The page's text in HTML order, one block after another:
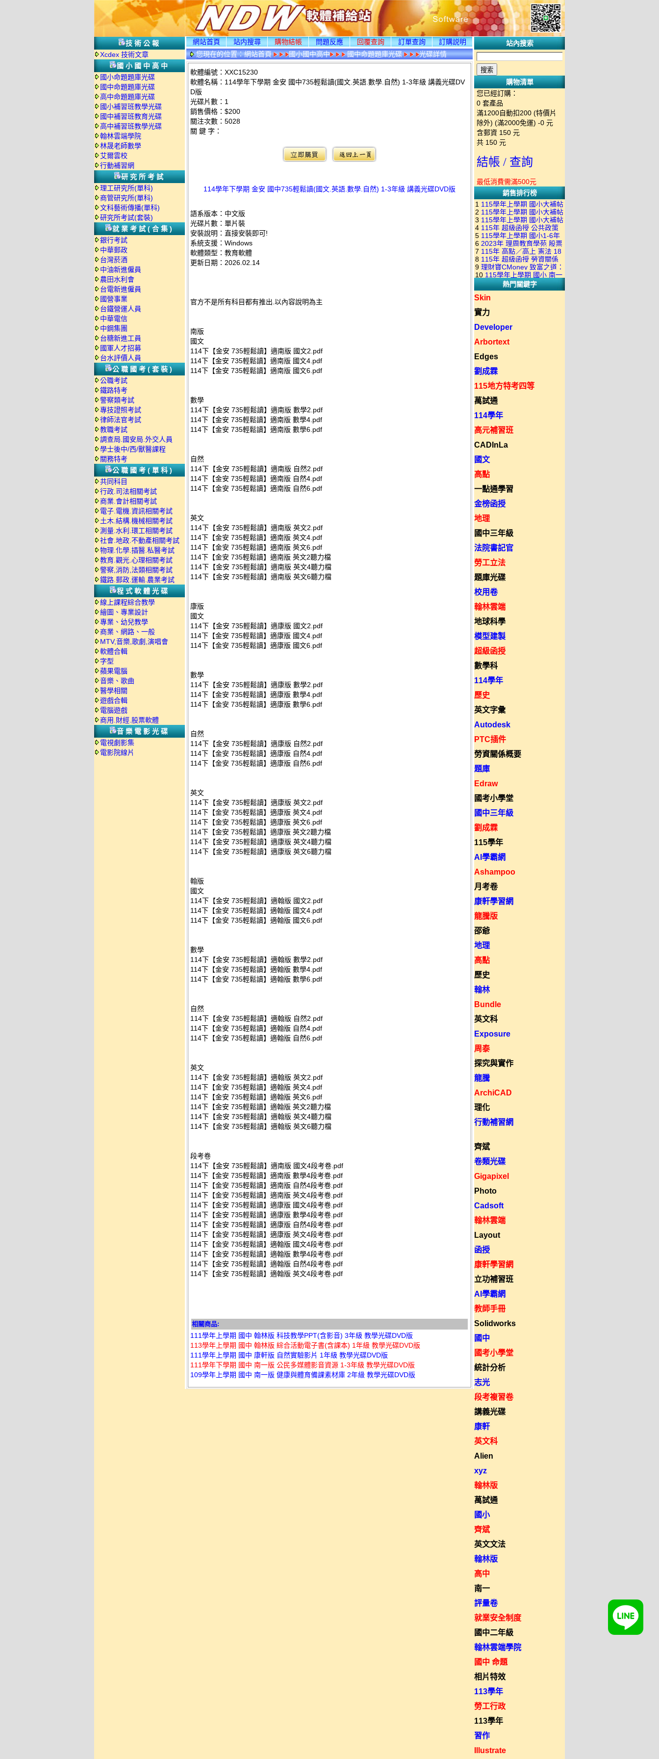
技術公報
Xcdex 技術文章
國小國中高中
國小命題題庫光碟
國中命題題庫光碟
高中命題題庫光碟
國小補習班教學光碟
國中補習班教育光碟
高中補習班教學光碟
翰林雲端學院
林晟老師數學
艾爾雲校
行動補習網
研究所考試
理工研究所(單科)
商管研究所(單科)
文科藝術傳播(單科)
研究所考試(套裝)
就業考試(合集)
銀行考試
中華郵政
台灣菸酒
中油新進僱員
農田水利會
台電新進僱員
國營事業
台鐵營運人員
中華電信
中鋼集團
台糖新進工員
國軍人才招募
台水評價人員
公職國考(套裝)
公職考試
鐵路特考
警察類考試
專技證照考試
律師法官考試
教職考試
調查局.國安局.外交人員
學士後中/西/獸醫課程
關務特考
公職國考(單科)
共同科目
行政.司法相關考試
商業.會計相關考試
電子.電機.資訊相關考試
土木.結構.機械相關考試
測量.水利.環工相關考試
社會.地政.不動產相關考試
物理.化學.插醫.私醫考試
教育.觀光.心理相關考試
警察,消防,法類相關考試
鐵路.郵政.運輸.農業考試
程式軟體光碟
線上課程綜合教學
繪圖、專業設計
專業、幼兒教學
商業、網路、一般
MTV,音樂,歌劇,演唱會
軟體合輯
字型
蘋果電腦
音樂、歌曲
醫學相關
遊戲合輯
電腦遊戲
商用.財經.股票軟體
音樂電影光碟
電視劇影集
電影院線片
網站首頁 站内搜尋 購物結帳 問題反應 回覆查詢 訂單查詢
訂購説明
您現在的位置：網站首頁 國小國中高中 國中命題題庫光碟 光碟詳情
軟體編號：XXC15230
軟體名稱：114學年下學期 金安 國中735輕鬆讀(國文.英語.數學.自然) 1-3年級 講義光碟DV
D版
光碟片數：1
銷售價格：$200
關注次數： 5028
關 鍵 字：
114學年下學期 金安 國中735輕鬆讀(國文.英語.數學.自然) 1-3年級 講義光碟DVD版
語系版本：中文版
光碟片數：單片裝
安裝說明：直接安裝即可!
系統支援：Windows
軟體類型：教育軟體
更新日期：2026.02.14
官方不是所有科目都有推出.以內容說明為主
南版
國文
114下【金安 735輕鬆讀】適南版 國文2.pdf
114下【金安 735輕鬆讀】適南版 國文4.pdf
114下【金安 735輕鬆讀】適南版 國文6.pdf
數學
114下【金安 735輕鬆讀】適南版 數學2.pdf
114下【金安 735輕鬆讀】適南版 數學4.pdf
114下【金安 735輕鬆讀】適南版 數學6.pdf
自然
114下【金安 735輕鬆讀】適南版 自然2.pdf
114下【金安 735輕鬆讀】適南版 自然4.pdf
114下【金安 735輕鬆讀】適南版 自然6.pdf
英文
114下【金安 735輕鬆讀】適南版 英文2.pdf
114下【金安 735輕鬆讀】適南版 英文4.pdf
114下【金安 735輕鬆讀】適南版 英文6.pdf
114下【金安 735輕鬆讀】適南版 英文2聽力檔
114下【金安 735輕鬆讀】適南版 英文4聽力檔
114下【金安 735輕鬆讀】適南版 英文6聽力檔
康版
國文
114下【金安 735輕鬆讀】適康版 國文2.pdf
114下【金安 735輕鬆讀】適康版 國文4.pdf
114下【金安 735輕鬆讀】適康版 國文6.pdf
數學
114下【金安 735輕鬆讀】適康版 數學2.pdf
114下【金安 735輕鬆讀】適康版 數學4.pdf
114下【金安 735輕鬆讀】適康版 數學6.pdf
自然
114下【金安 735輕鬆讀】適康版 自然2.pdf
114下【金安 735輕鬆讀】適康版 自然4.pdf
114下【金安 735輕鬆讀】適康版 自然6.pdf
英文
114下【金安 735輕鬆讀】適康版 英文2.pdf
114下【金安 735輕鬆讀】適康版 英文4.pdf
114下【金安 735輕鬆讀】適康版 英文6.pdf
114下【金安 735輕鬆讀】適康版 英文2聽力檔
114下【金安 735輕鬆讀】適康版 英文4聽力檔
114下【金安 735輕鬆讀】適康版 英文6聽力檔
翰版
國文
114下【金安 735輕鬆讀】適翰版 國文2.pdf
114下【金安 735輕鬆讀】適翰版 國文4.pdf
114下【金安 735輕鬆讀】適翰版 國文6.pdf
數學
114下【金安 735輕鬆讀】適翰版 數學2.pdf
114下【金安 735輕鬆讀】適翰版 數學4.pdf
114下【金安 735輕鬆讀】適翰版 數學6.pdf
自然
114下【金安 735輕鬆讀】適翰版 自然2.pdf
114下【金安 735輕鬆讀】適翰版 自然4.pdf
114下【金安 735輕鬆讀】適翰版 自然6.pdf
英文
114下【金安 735輕鬆讀】適翰版 英文2.pdf
114下【金安 735輕鬆讀】適翰版 英文4.pdf
114下【金安 735輕鬆讀】適翰版 英文6.pdf
114下【金安 735輕鬆讀】適翰版 英文2聽力檔
114下【金安 735輕鬆讀】適翰版 英文4聽力檔
114下【金安 735輕鬆讀】適翰版 英文6聽力檔
段考卷
114下【金安 735輕鬆讀】適南版 國文4段考卷.pdf
114下【金安 735輕鬆讀】適南版 數學4段考卷.pdf
114下【金安 735輕鬆讀】適南版 自然4段考卷.pdf
114下【金安 735輕鬆讀】適南版 英文4段考卷.pdf
114下【金安 735輕鬆讀】適康版 國文4段考卷.pdf
114下【金安 735輕鬆讀】適康版 數學4段考卷.pdf
114下【金安 735輕鬆讀】適康版 自然4段考卷.pdf
114下【金安 735輕鬆讀】適康版 英文4段考卷.pdf
114下【金安 735輕鬆讀】適翰版 國文4段考卷.pdf
114下【金安 735輕鬆讀】適翰版 數學4段考卷.pdf
114下【金安 735輕鬆讀】適翰版 自然4段考卷.pdf
114下【金安 735輕鬆讀】適翰版 英文4段考卷.pdf
相關商品:
111學年上學期 國中 翰林版 科技教學PPT(含影音) 3年級 教學光碟DVD版
113學年上學期 國中 翰林版 綜合活動電子書(含課本) 1年級 教學光碟DVD版
111學年上學期 國中 康軒版 自然實驗影片 1年級 教學光碟DVD版
111學年下學期 國中 南一版 公民多媒體影音資源 1-3年級 教學光碟DVD版
109學年上學期 國中 南一版 健康與體育備課素材庫 2年級 教學光碟DVD版
站內搜索
購物清單
您已經訂購：
0 套產品
滿1200自動扣200 (特價片
除外) (滿2000免運) -0 元
含郵資 150 元
共 150 元
結帳 / 查詢
最低消費需滿500元
銷售排行榜
1 115學年上學期 國小大補帖
南一版 國語+數學+社會+生活
+自然 1-6年級 教學光碟DVD
版(3DVD)
2 115學年上學期 國小大補帖
康軒版 國語+數學+社會+生活
+自然 1-6年級 教學光碟DVD
版(3DVD)
3 115學年上學期 國小大補帖
翰林版 國語+數學+社會+生活
+自然 1-6年級 教學光碟DVD
版(3DVD)
4 115年 超級函授 公共政策
22堂課+總複習 張楚老師 含
PDF講義 函授DVD(9DVD)
5 115學年上學期 國小1-6年
級 習作解答(含康軒.南一.翰林
全版本.全科目)合輯版 DVD版
6 2023年 理周教育學苑 股票
當沖煉金術 主講：朱家泓 國
語發音 DVD版
7 115年 高點／高上 憲法 18
堂課 宗台大老師 含PDF講義
函授DVD(8DVD)【適用於律
師司法考試】
8 115年 超級函授 勞資關係
概要 11堂課+總複習 陸川老
師 含PDF講義 函授
DVD(5DVD)
9 理財寶CMoney 致富之道：
上班族飆股攻略班 主講：朱
家泓+林穎 國語發音 DVD版
10 115學年上學期 國小 南一
版 教師手冊(全年級、全領域)
教學光碟DVD版
熱門關鍵字
Skin
實力
Developer
Arbortext
Edges
劉成霖
115地方特考四等
萬試通
114學年
高元補習班
CADInLa
國文
高點
一點通學習
金榜函授
地理
國中三年級
法院書記官
勞工立法
題庫光碟
校用卷
翰林雲端
地球科學
模型建製
超級函授
數學科
114學年
歷史
英文字彙
Autodesk
PTC插件
勞資關係概要
題庫
Edraw
國考小學堂
國中三年級
劉成霖
115學年
AI學霸網
Ashampoo
月考卷
康軒學習網
龍騰版
邵爺
地理
高點
歷史
翰林
Bundle
英文科
Exposure
周泰
探究與實作
龍騰
ArchiCAD
理化
行動補習網
齊斌
卷類光碟
Gigapixel
Photo
Cadsoft
翰林雲端
Layout
函授
康軒學習網
立功補習班
AI學霸網
教師手冊
Solidworks
國中
國考小學堂
統計分析
志光
段考複習卷
講義光碟
康軒
英文科
Alien
xyz
翰林版
萬試通
國小
齊斌
英文文法
翰林版
高中
南一
評量卷
就業安全制度
國中二年級
翰林雲端學院
國中 命題
相片特效
113學年
勞工行政
113學年
習作
Illustrate